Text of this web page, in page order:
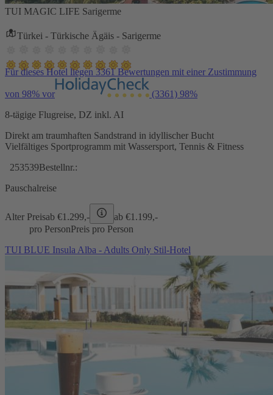
TUI MAGIC LIFE Sarigerme
Türkei - Türkische Ägäis - Sarigerme
Für dieses Hotel liegen 3361 Bewertungen mit einer Zustimmung
von 98% vor (3361) 98%
8-tägige Flugreise, DZ inkl. AI
Direkt am traumhaften Sandstrand in idyllischer Bucht
Vielfältiges Sportprogramm mit Wassersport, Tennis & Fitness
253539Bestellnr.:
Pauschalreise
Alter Preisab €1.299,- ab €1.199,-
pro PersonPreis pro Person
TUI BLUE Insula Alba - Adults Only Stil-Hotel